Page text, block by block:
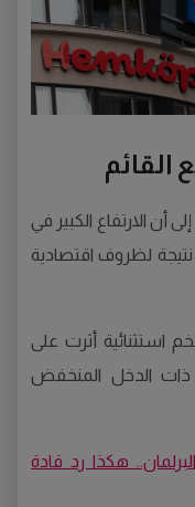
القائم
أن الارتفاع الكبير في
لظروف اقتصادية
استثنائية أثرت على
ذات الدخل المنخفض
هكذا رد قادة